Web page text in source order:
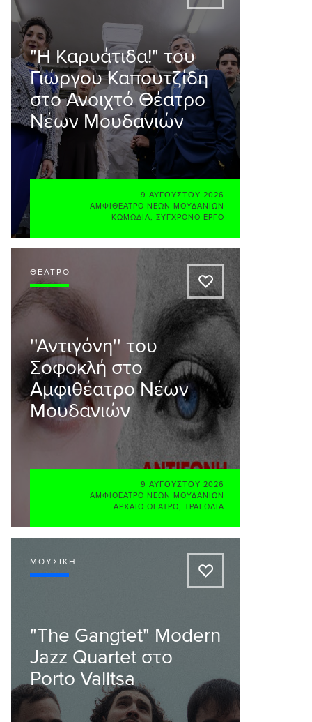
"Η Καρυάτιδα!" του
Γιώργου Καπουτζίδη
στο Ανοιχτό Θέατρο
Νέων Μουδανιών
9 ΑΥΓΟΎΣΤΟΥ 2026
ΑΜΦΙΘΈΑΤΡΟ ΝΈΩΝ ΜΟΥΔΑΝΊΩΝ
ΚΩΜΩΔΊΑ
ΣΎΓΧΡΟΝΟ ΈΡΓΟ
ΘΈΑΤΡΟ
A
''Αντιγόνη'' του
Σοφοκλή στο
Αμφιθέατρο Νέων
Μουδανιών
9 ΑΥΓΟΎΣΤΟΥ 2026
ΑΜΦΙΘΈΑΤΡΟ ΝΈΩΝ ΜΟΥΔΑΝΊΩΝ
ΑΡΧΑΊΟ ΘΈΑΤΡΟ
ΤΡΑΓΩΔΊΑ
ΜΟΥΣΙΚΉ
A
"The Gangtet" Modern
Jazz Quartet στο
Porto Valitsa